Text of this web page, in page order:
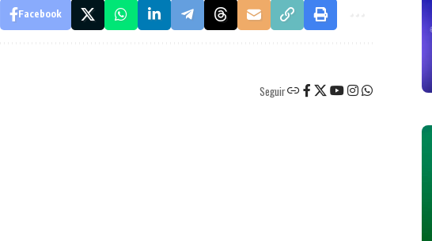
Facebook
Seguir